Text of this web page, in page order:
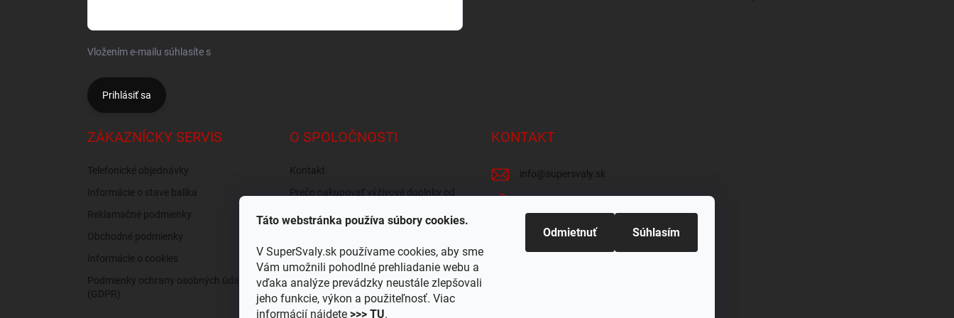
Táto webstránka používa súbory cookies.
V SuperSvaly.sk používame cookies, aby sme
Vám umožnili pohodlné prehliadanie webu a
vďaka analýze prevádzky neustále zlepšovali
jeho funkcie, výkon a použiteľnosť. Viac
informácií nájdete >>> TU.
Odmietnuť Súhlasím
Vložením e-mailu súhlasíte s
Prihlásiť sa
ZÁKAZNÍCKY SERVIS
Telefonické objednávky
Informácie o stave balíka
Reklamačné podmienky
Obchodné podmienky
Informácie o cookies
Podmienky ochrany osobných údajov
(GDPR)
O SPOLOČNOSTI
Kontakt
Prečo nakupovať výživové doplnky od
Recenzie obchodu
Osobný odber v Žiline
KONTAKT
info@supersvaly.sk
SuperSvaly.sk - doplnky výživy